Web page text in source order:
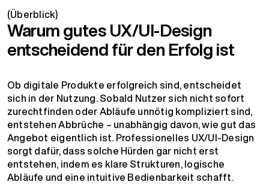
(Überblick)
Warum gutes UX/UI-Design
entscheidend für den Erfolg ist
Ob digitale Produkte erfolgreich sind, entscheidet
sich in der Nutzung. Sobald Nutzer sich nicht sofort
zurechtfinden oder Abläufe unnötig kompliziert sind,
entstehen Abbrüche – unabhängig davon, wie gut das
Angebot eigentlich ist. Professionelles UX/UI-Design
sorgt dafür, dass solche Hürden gar nicht erst
entstehen, indem es klare Strukturen, logische
Abläufe und eine intuitive Bedienbarkeit schafft.